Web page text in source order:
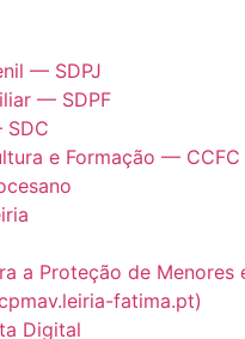
— SDPJ
— SDPF
e Formação — CCFC
a Proteção de Menores
fatima.pt)
Digital